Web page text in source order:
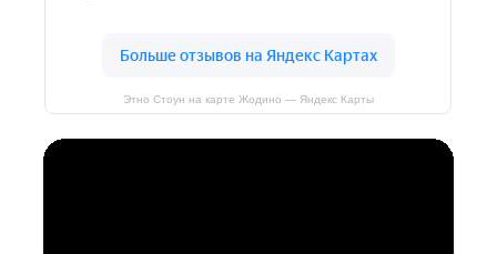
Этно Стоун на карте Жодино — Яндекс Карты